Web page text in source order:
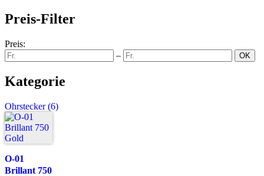
Preis-Filter
Preis:
–
Kategorie
Ohrstecker(6)
O-01
Brillant 750